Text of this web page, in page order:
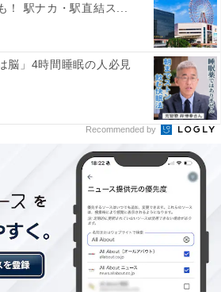
！ 駅ナカ・駅直結ス...
脳」4時間睡眠の人必見
Recommended by